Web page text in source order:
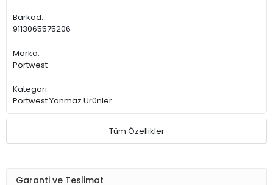
Barkod:
9113065575206
Marka:
Portwest
Kategori:
Portwest Yanmaz Ürünler
Tüm Özellikler
Garanti ve Teslimat